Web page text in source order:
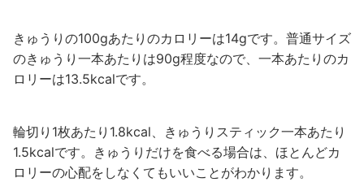
きゅうりの100gあたりのカロリーは14gです。普通サイズ
のきゅうり一本あたりは90g程度なので、一本あたりのカ
ロリーは13.5kcalです。
輪切り1枚あたり1.8kcal、きゅうりスティック一本あたり
1.5kcalです。きゅうりだけを食べる場合は、ほとんどカ
ロリーの心配をしなくてもいいことがわかります。